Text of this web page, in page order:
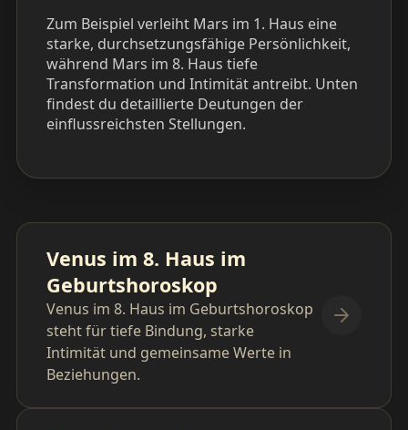
Zum Beispiel verleiht Mars im 1. Haus eine
starke, durchsetzungsfähige Persönlichkeit,
während Mars im 8. Haus tiefe
Transformation und Intimität antreibt. Unten
findest du detaillierte Deutungen der
einflussreichsten Stellungen.
Venus im 8. Haus im
Geburtshoroskop
Venus im 8. Haus im Geburtshoroskop
steht für tiefe Bindung, starke
Intimität und gemeinsame Werte in
Beziehungen.